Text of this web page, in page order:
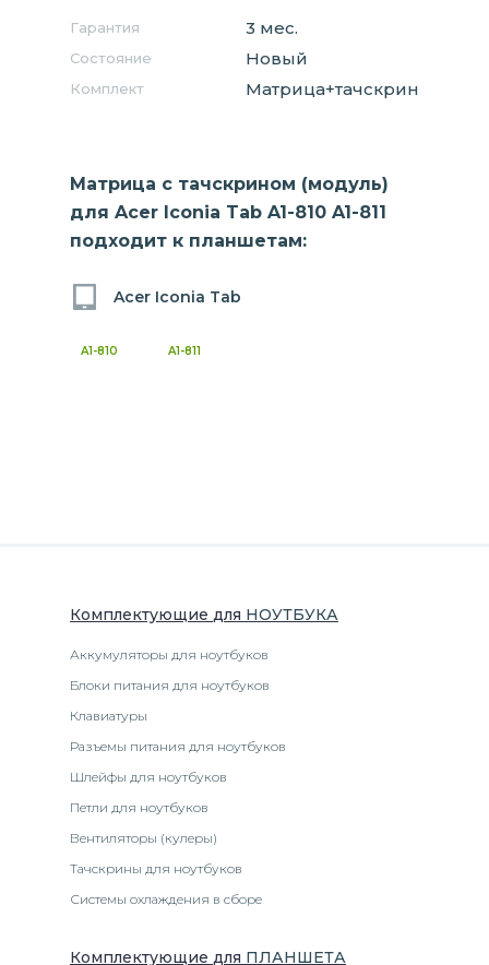
Гарантия 3 мес.
Состояние Новый
Комплект Матрица+тачскрин
Матрица с тачскрином (модуль)
для Acer Iconia Tab A1-810 A1-811
подходит к планшетам:
Acer Iconia Tab
A1-810 A1-811
Комплектующие для НОУТБУКА
Аккумуляторы для ноутбуков
Блоки питания для ноутбуков
Клавиатуры
Разъемы питания для ноутбуков
Шлейфы для ноутбуков
Петли для ноутбуков
Вентиляторы (кулеры)
Тачскрины для ноутбуков
Системы охлаждения в сборе
Комплектующие для ПЛАНШЕТА